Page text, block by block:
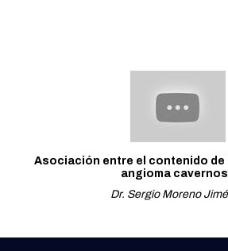
Asociación entre el contenido de
angioma
Dr. Sergio Moreno